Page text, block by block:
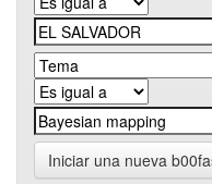
Iniciar una nueva